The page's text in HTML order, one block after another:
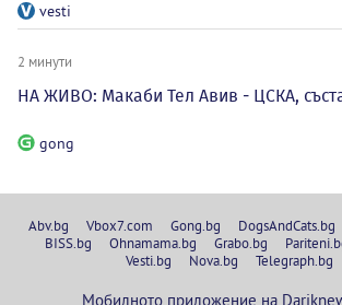
vesti
2 минути
НА ЖИВО: Макаби Тел Авив - ЦСКА,
gong
Abv.bg Vbox7.com Gong.bg DogsAndCats.bg
BISS.bg
Ohnamama.bg Grabo.bg
Vesti.bg
Nova.bg Telegraph.bg
Мобилното приложение на